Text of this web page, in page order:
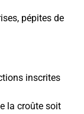
pépites de
inscrites
la croûte soit